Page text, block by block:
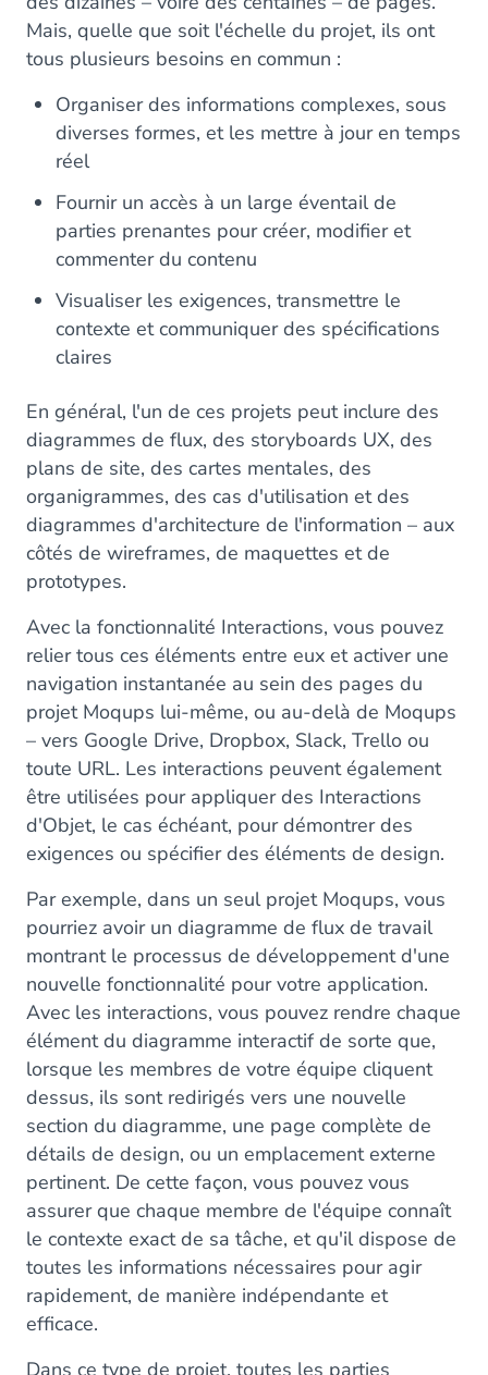
Mais, quelle que soit l'échelle du projet, ils ont
tous plusieurs besoins en commun :
Organiser des informations complexes, sous
diverses formes, et les mettre à jour en temps
réel
Fournir un accès à un large éventail de
parties prenantes pour créer, modifier et
commenter du contenu
Visualiser les exigences, transmettre le
contexte et communiquer des spécifications
claires
En général, l'un de ces projets peut inclure des
diagrammes de flux, des storyboards UX, des
plans de site, des cartes mentales, des
organigrammes, des cas d'utilisation et des
diagrammes d'architecture de l'information – aux
côtés de wireframes, de maquettes et de
prototypes.
Avec la fonctionnalité Interactions, vous pouvez
relier tous ces éléments entre eux et activer une
navigation instantanée au sein des pages du
projet Moqups lui-même, ou au-delà de Moqups
– vers Google Drive, Dropbox, Slack, Trello ou
toute URL. Les interactions peuvent également
être utilisées pour appliquer des Interactions
d'Objet, le cas échéant, pour démontrer des
exigences ou spécifier des éléments de design.
Par exemple, dans un seul projet Moqups, vous
pourriez avoir un diagramme de flux de travail
montrant le processus de développement d'une
nouvelle fonctionnalité pour votre application.
Avec les interactions, vous pouvez rendre chaque
élément du diagramme interactif de sorte que,
lorsque les membres de votre équipe cliquent
dessus, ils sont redirigés vers une nouvelle
section du diagramme, une page complète de
détails de design, ou un emplacement externe
pertinent. De cette façon, vous pouvez vous
assurer que chaque membre de l'équipe connaît
le contexte exact de sa tâche, et qu'il dispose de
toutes les informations nécessaires pour agir
rapidement, de manière indépendante et
efficace.
Dans ce type de projet, toutes les parties